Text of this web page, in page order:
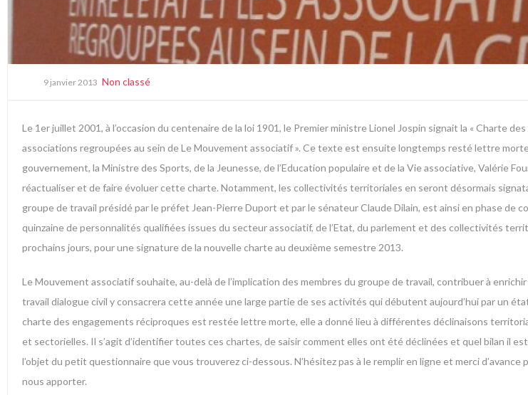
9 janvier 2013 Non classé
Le 1er juillet 2001, à l’occasion du centenaire de la loi 1901, le Premier ministre Lionel Jospin signait la « Charte
associations regroupées au sein de Le Mouvement associatif ». Ce texte est ensuite longtemps resté lettre morte
gouvernement, la Ministre des Sports, de la Jeunesse, de l’Education populaire et de la Vie associative, Valérie
réactualiser et de faire évoluer cette charte. Notamment, les collectivités territoriales en seront désormais
groupe de travail présidé par le préfet Jean-Pierre Duport et par le sénateur Claude Dilain, est ainsi en phase de
quinzaine de personnalités qualifiées issues du secteur associatif, de l’Etat, du parlement et des collectivités
prochains jours, pour une signature de la nouvelle charte au deuxième semestre 2013.
Le Mouvement associatif souhaite, au-delà de l’implication des membres du groupe de travail, contribuer à
travail dialogue civil y consacrera cette année une large partie de ses activités qui débutent aujourd’hui par un
charte des engagements réciproques est restée lettre morte, elle a donné lieu à différentes déclinaisons
et sectorielles. Il s’agit d’identifier toutes ces chartes, de saisir comment elles ont été déclinées et quel bilan il
l’objet du petit questionnaire que vous trouverez ci-dessous. N’hésitez pas à le remplir en ligne et merci
nous apporter.